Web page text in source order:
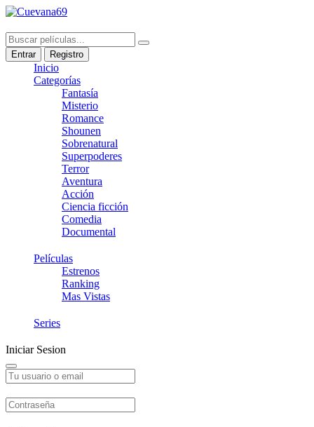
Entrar Registro
Inicio
Categorías
Fantasía
Misterio
Romance
Shounen
Sobrenatural
Superpoderes
Terror
Aventura
Acción
Ciencia ficción
Comedia
Documental
Películas
Estrenos
Ranking
Mas Vistas
Series
Iniciar Sesion